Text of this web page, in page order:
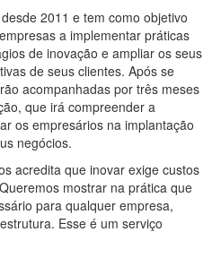
2011 e tem como objetivo
a implementar práticas
de inovação e ampliar os seus
de seus clientes. Após se
acompanhadas por três meses
que irá compreender a
os empresários na implantação
negócios.
acredita que inovar exige custos
mostrar na prática que
para qualquer empresa,
Esse é um serviço